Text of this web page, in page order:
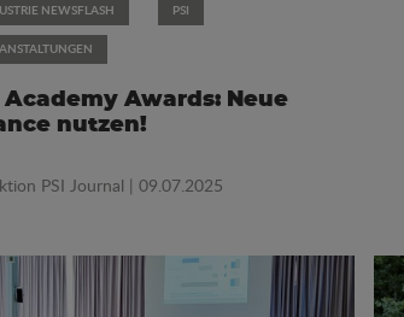
NEWSFLASH PSI
Academy Awards: Neue
nutzen!
PSI Journal | 09.07.2025